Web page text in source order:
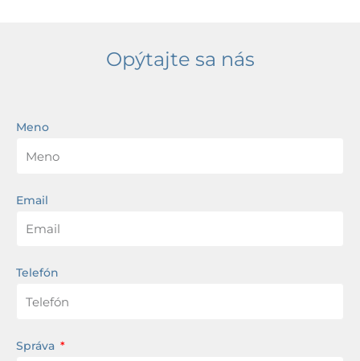
Opýtajte sa nás
Meno
Email
Telefón
Správa